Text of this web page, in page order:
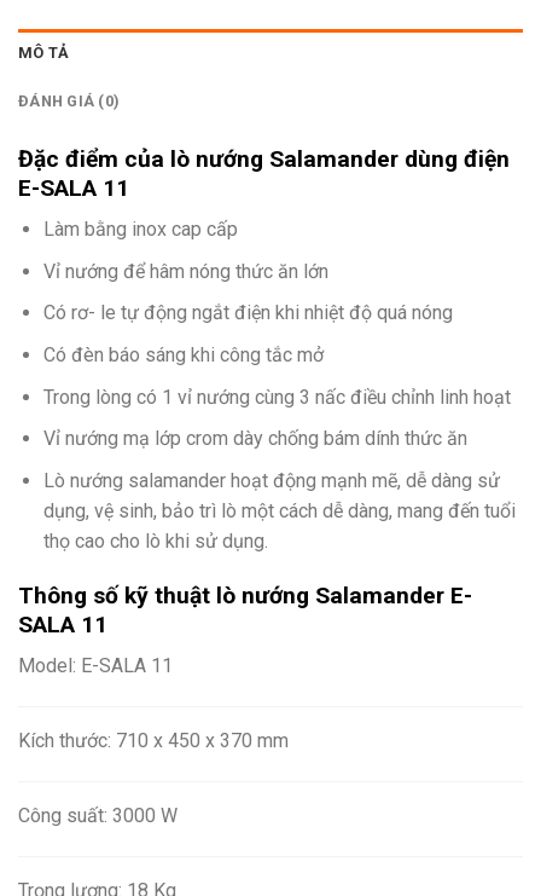
MÔ TẢ
ĐÁNH GIÁ (0)
Đặc điểm của lò nướng Salamander dùng điện
E-SALA 11
Làm bằng inox cap cấp
Vỉ nướng để hâm nóng thức ăn lớn
Có rơ- le tự động ngắt điện khi nhiệt độ quá nóng
Có đèn báo sáng khi công tắc mở
Trong lòng có 1 vỉ nướng cùng 3 nấc điều chỉnh linh hoạt
Vỉ nướng mạ lớp crom dày chống bám dính thức ăn
Lò nướng salamander hoạt động mạnh mẽ, dễ dàng sử
dụng, vệ sinh, bảo trì lò một cách dễ dàng, mang đến tuổi
thọ cao cho lò khi sử dụng.
Thông số kỹ thuật lò nướng Salamander E-
SALA 11
Model: E-SALA 11
Kích thước: 710 x 450 x 370 mm
Công suất: 3000 W
Trọng lượng: 18 Kg